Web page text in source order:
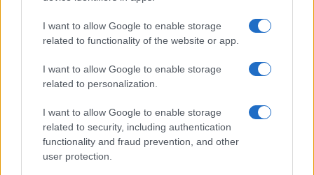
I want to allow Google to enable storage
related to functionality of the website or app.
I want to allow Google to enable storage
related to personalization.
I want to allow Google to enable storage
related to security, including authentication
functionality and fraud prevention, and other
user protection.
ESG NEWS